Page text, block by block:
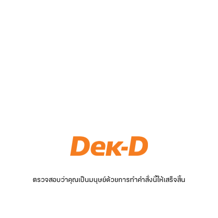
ตรวจสอบว่าคุณเป็นมนุษย์ด้วยการทำคำสั่งนี้ให้เสร็จสิ้น